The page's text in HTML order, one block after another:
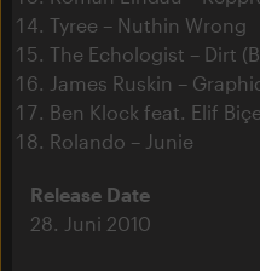
Tyree – Nuthin Wrong
The Echologist – Dirt
James Ruskin –
Ben Klock feat. Elif
Rolando – Junie
Release Date
28. Juni 2010